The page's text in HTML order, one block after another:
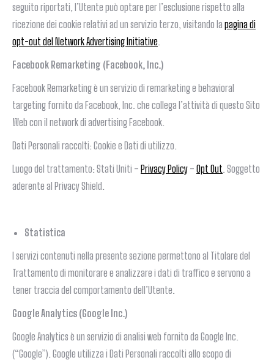
seguito riportati, l’Utente può optare per l’esclusione rispetto alla
ricezione dei cookie relativi ad un servizio terzo, visitando la pagina di
opt-out del Network Advertising Initiative
Facebook Remarketing (Facebook, Inc.)
Facebook Remarketing è un servizio di remarketing e behavioral
targeting fornito da Facebook, Inc. che collega l’attività di questo Sito
Web con il network di advertising Facebook.
Dati Personali raccolti: Cookie e Dati di utilizzo.
Luogo del trattamento: Stati Uniti – Privacy Policy – Opt Out . Soggetto
aderente al Privacy Shield.
Statistica
I servizi contenuti nella presente sezione permettono al Titolare del
Trattamento di monitorare e analizzare i dati di traffico e servono a
tener traccia del comportamento dell’Utente.
Google Analytics (Google Inc.)
Google Analytics è un servizio di analisi web fornito da Google Inc.
(“Google”). Google utilizza i Dati Personali raccolti allo scopo di